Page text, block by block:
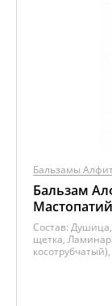
Бальзамы
Бальзам
Состав: Душица,
щетка,